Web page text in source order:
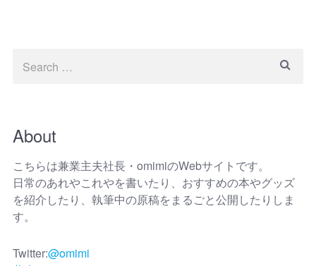
About
こちらは兼業主夫社長・omimiのWebサイトです。
日常のあれやこれやを書いたり、おすすめの本やグッズ
を紹介したり、執筆中の原稿をまるごと公開したりしま
す。
Twitter:@omimi